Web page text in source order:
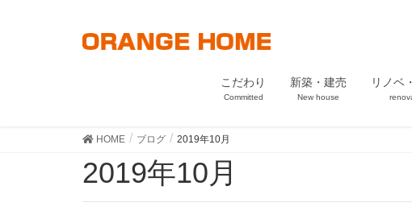
こだわり
Committed
新築・建売
New house
リノベ
HOME ブログ 2019年10月
2019年10月